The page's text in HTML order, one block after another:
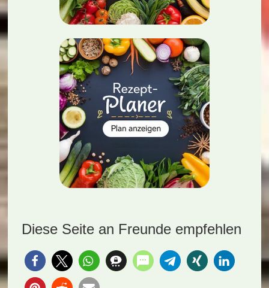
Diese Seite an Freunde empfehlen